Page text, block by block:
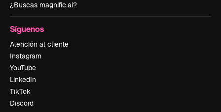
¿Buscas magnific.ai?
Síguenos
Atención al cliente
Instagram
YouTube
LinkedIn
TikTok
Discord